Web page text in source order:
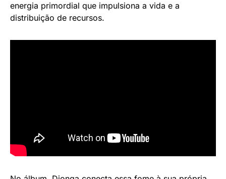
energia primordial que impulsiona a vida e a
distribuição de recursos.